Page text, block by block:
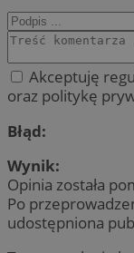
Akceptuję
oraz politykę
Błąd:
Wynik:
Opinia została
Po
udostępniona